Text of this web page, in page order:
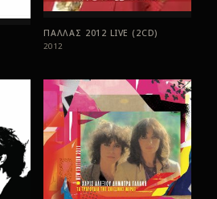
ΠΑΛΛΑΣ 2012 LIVE (2CD)
2012